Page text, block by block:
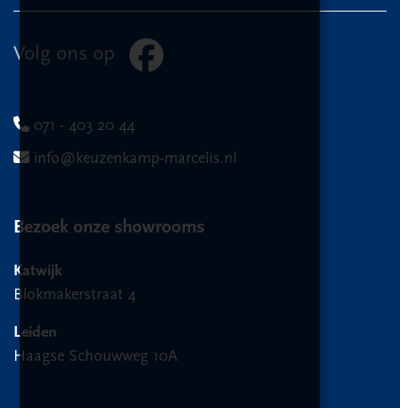
Volg ons op
071 - 403 20 44
info@keuzenkamp-marcelis.nl
Bezoek onze showrooms
Katwijk
Blokmakerstraat 4
Leiden
Haagse Schouwweg 10A